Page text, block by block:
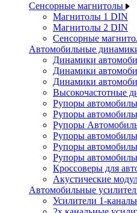
Сенсорные магнитолы
Магнитолы 1 DIN
Магнитолы 2 DIN
Сенсорные
Автомобильные
Динамики
Динамики
Динамики
Высокочастотные
Рупоры
Рупоры
Рупоры
Рупоры
Рупоры
Рупоры
Кроссоверы для
Акустические
Автомобильные
Усилители 1-